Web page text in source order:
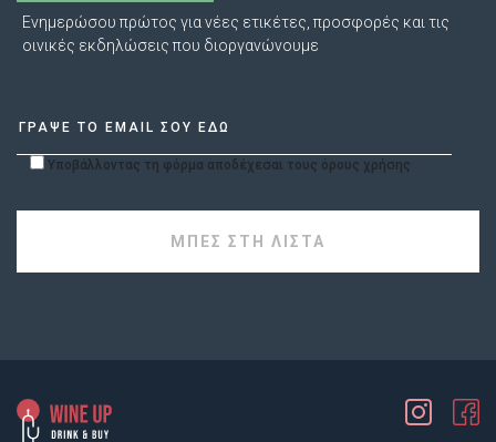
Ενημερώσου πρώτος για νέες ετικέτες, προσφορές και τις
οινικές εκδηλώσεις που διοργανώνουμε
Υποβάλλοντας τη φόρμα αποδέχεσαι τους όρους χρήσης